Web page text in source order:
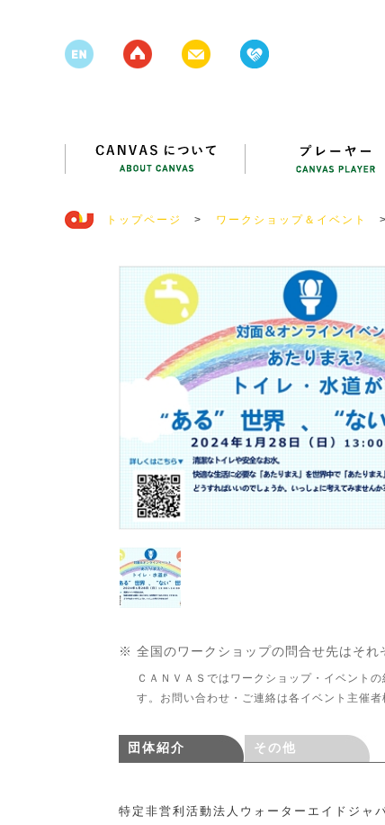
トップページ > ワークショップ＆イベント >
※ 全国のワークショップの問合せ先はそれ
ＣＡＮＶＡＳではワークショップ・イベントの
す。お問い合わせ・ご連絡は各イベント主催者
団体紹介 その他
特定非営利活動法人ウォーターエイドジャ